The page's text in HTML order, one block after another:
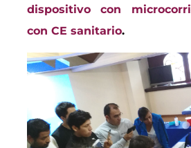
dispositivo con
con CE sanitario.